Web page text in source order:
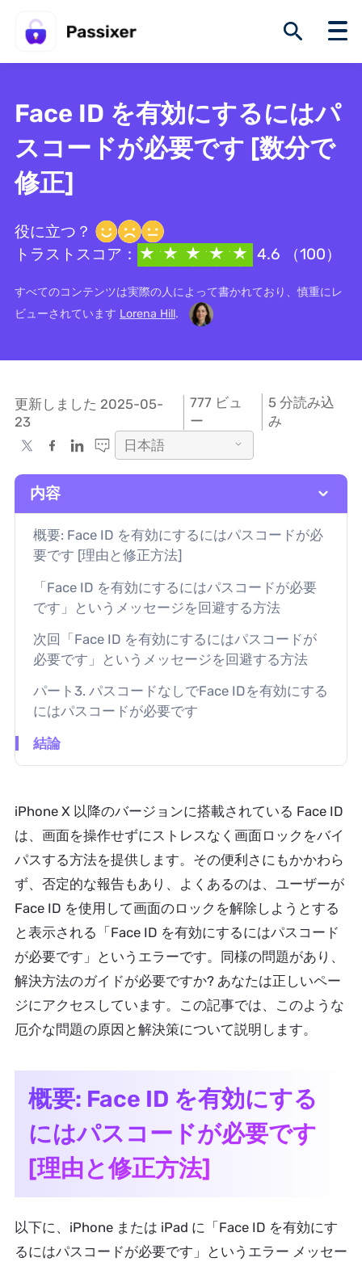
Face ID を有効にするにはパ
スコードが必要です [数分で
修正]
役に立つ？
トラストスコア：
4.6 （100）
すべてのコンテンツは実際の人によって書かれており、慎重にレ
ビューされています Lorena Hill.
更新しました 2025-05-
23
777 ビュ
ー
5 分読み込
み
日本語
内容
概要: Face ID を有効にするにはパスコードが必
要です [理由と修正方法]
「Face ID を有効にするにはパスコードが必要
です」というメッセージを回避する方法
次回「Face ID を有効にするにはパスコードが
必要です」というメッセージを回避する方法
パート3. パスコードなしでFace IDを有効にする
にはパスコードが必要です
結論
iPhone X 以降のバージョンに搭載されている Face ID
は、画面を操作せずにストレスなく画面ロックをバイ
パスする方法を提供します。その便利さにもかかわら
ず、否定的な報告もあり、よくあるのは、ユーザーが
Face ID を使用して画面のロックを解除しようとする
と表示される「Face ID を有効にするにはパスコード
が必要です」というエラーです。同様の問題があり、
解決方法のガイドが必要ですか? あなたは正しいペー
ジにアクセスしています。この記事では、このような
厄介な問題の原因と解決策について説明します。
概要: Face ID を有効にする
にはパスコードが必要です
[理由と修正方法]
以下に、iPhone または iPad に「Face ID を有効にす
るにはパスコードが必要です」というエラー メッセー